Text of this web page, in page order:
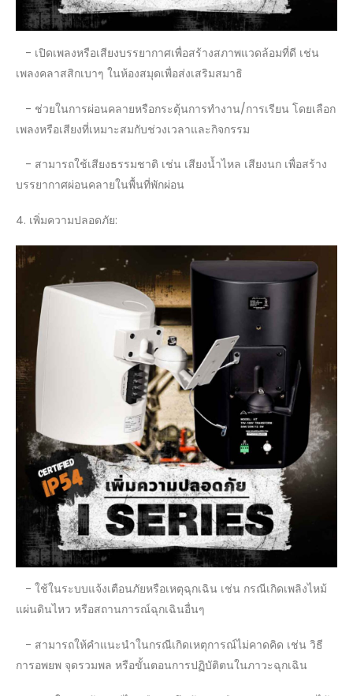
- เปิดเพลงหรือเสียงบรรยากาศเพื่อสร้างสภาพแวดล้อมที่ดี เช่น
เพลงคลาสสิกเบาๆ ในห้องสมุดเพื่อส่งเสริมสมาธิ
- ช่วยในการผ่อนคลายหรือกระตุ้นการทำงาน/การเรียน โดยเลือก
เพลงหรือเสียงที่เหมาะสมกับช่วงเวลาและกิจกรรม
- สามารถใช้เสียงธรรมชาติ เช่น เสียงน้ำไหล เสียงนก เพื่อสร้าง
บรรยากาศผ่อนคลายในพื้นที่พักผ่อน
4. เพิ่มความปลอดภัย:
- ใช้ในระบบแจ้งเตือนภัยหรือเหตุฉุกเฉิน เช่น กรณีเกิดเพลิงไหม้
แผ่นดินไหว หรือสถานการณ์ฉุกเฉินอื่นๆ
- สามารถให้คำแนะนำในกรณีเกิดเหตุการณ์ไม่คาดคิด เช่น วิธี
การอพยพ จุดรวมพล หรือขั้นตอนการปฏิบัติตนในภาวะฉุกเฉิน